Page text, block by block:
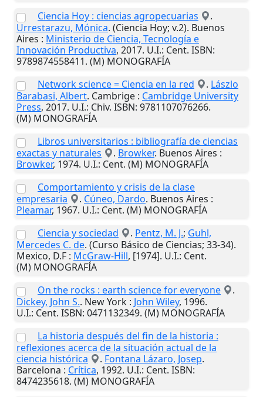
Ciencia Hoy : ciencias agropecuarias
.
Urrestarazu, Mónica. (Ciencia Hoy; v.2). Buenos
Aires : Ministerio de Ciencia, Tecnología e
Innovación Productiva, 2017. U.I.: Cent. ISBN:
9789874558411. (M) MONOGRAFÍA
Network science = Ciencia en la red
. Lászlo
Barabasi, Albert. Cambrige : Cambridge University
Press, 2017. U.I.: Chiv. ISBN: 9781107076266.
(M) MONOGRAFÍA
Libros universitarios : bibliografía de ciencias
exactas y naturales
. Browker. Buenos Aires :
Browker, 1974. U.I.: Cent. (M) MONOGRAFÍA
Comportamiento y crisis de la clase
empresaria
. Cúneo, Dardo. Buenos Aires :
Pleamar, 1967. U.I.: Cent. (M) MONOGRAFÍA
Ciencia y sociedad
. Pentz, M. J.; Guhl,
Mercedes C. de. (Curso Básico de Ciencias; 33-34).
Mexico, D.F : McGraw-Hill, [1974]. U.I.: Cent.
(M) MONOGRAFÍA
On the rocks : earth science for everyone
.
Dickey, John S.. New York : John Wiley, 1996.
U.I.: Cent. ISBN: 0471132349. (M) MONOGRAFÍA
La historia después del fin de la historia :
reflexiones acerca de la situación actual de la
ciencia histórica
. Fontana Lázaro, Josep.
Barcelona : Crítica, 1992. U.I.: Cent. ISBN:
8474235618. (M) MONOGRAFÍA